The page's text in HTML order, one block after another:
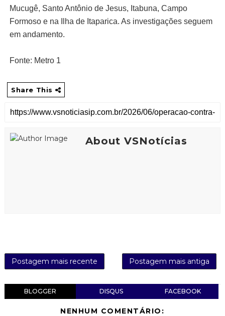
Mucugê, Santo Antônio de Jesus, Itabuna, Campo
Formoso e na Ilha de Itaparica. As investigações seguem
em andamento.
Fonte: Metro 1
Share This
About VSNotícias
Postagem mais recente Postagem mais antiga
BLOGGER DISQUS FACEBOOK
NENHUM COMENTÁRIO: